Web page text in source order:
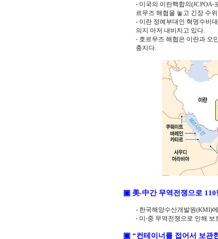
- 미국의 이란핵합의(JCPOA-
르무즈 해협을 놓고 긴장 수
- 이란 정예부대인 혁명수비
의지 마저 내비치고 있다.
- 호르무즈 해협은 이란과 오
충지다.
▣ 美-中간 무역전쟁으로 110
- 한국해양수산개발원(KMI)
- 미-중 무역전쟁으로 인해
▣ “컨테이너를 접어서 보관